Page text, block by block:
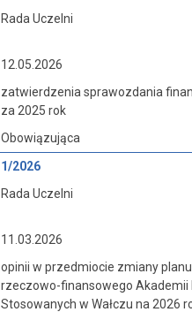
Rada Uczelni
12.05.2026
zatwierdzenia sprawozdania
za 2025 rok
Obowiązująca
1/2026
Rada Uczelni
11.03.2026
opinii w przedmiocie zmiany planu
rzeczowo-finansowego Akademii
Stosowanych w Wałczu na 2026